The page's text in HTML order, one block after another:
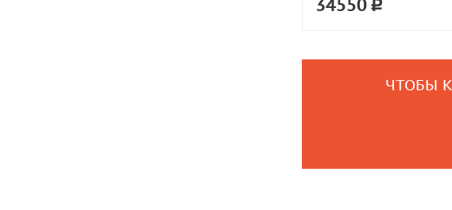
34550
ЧТОБЫ